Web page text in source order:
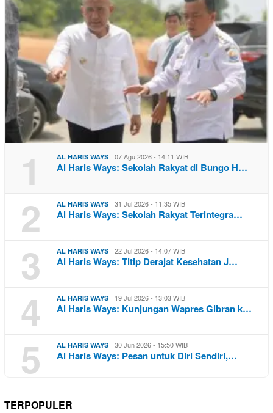
1 AL HARIS WAYS 07 Agu 2026 - 14:11 WIB
Al Haris Ways: Sekolah Rakyat di Bungo H…
2 AL HARIS WAYS 31 Jul 2026 - 11:35 WIB
Al Haris Ways: Sekolah Rakyat Terintegra…
3 AL HARIS WAYS 22 Jul 2026 - 14:07 WIB
Al Haris Ways: Titip Derajat Kesehatan J…
4 AL HARIS WAYS 19 Jul 2026 - 13:03 WIB
Al Haris Ways: Kunjungan Wapres Gibran k…
5 AL HARIS WAYS 30 Jun 2026 - 15:50 WIB
Al Haris Ways: Pesan untuk Diri Sendiri,…
TERPOPULER